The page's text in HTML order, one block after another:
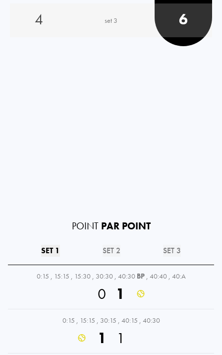
4
set 3 6
POINT PAR POINT
SET 1 SET 2 SET 3
0:15 , 15:15 , 15:30 , 30:30 , 40:30 BP , 40:40 , 40:A
0 1
0:15 , 15:15 , 30:15 , 40:15 , 40:30
1 1